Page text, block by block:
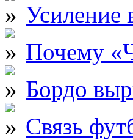
Усиление
Почему
Бордо
Связь